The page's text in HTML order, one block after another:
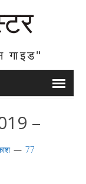
गाइड"
–
77